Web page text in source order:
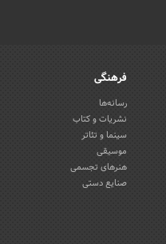
فرهنگی
رسانه‌ها
نشریات و کتاب
سینما و تئاتر
موسیقی
هنرهای تجسمی
صنایع دستی